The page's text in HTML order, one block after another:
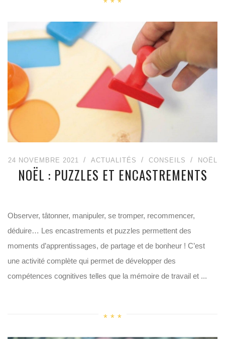
24 NOVEMBRE 2021 ACTUALITÉS CONSEILS NOËL
NOËL : PUZZLES ET ENCASTREMENTS
Observer, tâtonner, manipuler, se tromper, recommencer,
déduire… Les encastrements et puzzles permettent des
moments d’apprentissages, de partage et de bonheur ! C’est
une activité complète qui permet de développer des
compétences cognitives telles que la mémoire de travail et ...